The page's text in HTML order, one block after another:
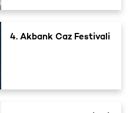
4. Akbank Caz Festivali